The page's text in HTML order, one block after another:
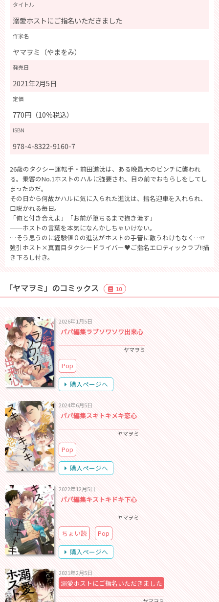
タイトル
溺愛ホストにご指名いただきました
作家名
ヤマヲミ（やまをみ）
発売日
2021年2月5日
定価
770円（10％税込）
ISBN
978-4-8322-9160-7
26歳のタクシー運転手・前田進汰は、ある晩最大のピンチに襲われ
る。乗客のNo.1ホストのハルに強要され、目の前でおもらしをしてし
まったのだ。
その日から何故かハルに気に入られた進汰は、指名迎車を入れられ、
口説かれる毎日。
「俺と付き合えよ」「お前が堕ちるまで抱き潰す」
──ホストの言葉を本気になんかしちゃいけない。
…そう思うのに経験値０の進汰がホストの手管に敵うわけもなく…!?
強引ホスト×真面目タクシードライバー♥ご指名エロティックラブ!!描
き下ろし付き。
「ヤマヲミ」のコミックス 10
2026年1月5日
パパ編集ラブソワソワ出来心
ヤマヲミ
Pop
購入ページへ
2024年6月5日
パパ編集スキトキメキ恋心
ヤマヲミ
Pop
購入ページへ
2022年12月5日
パパ編集キストキドキ下心
ヤマヲミ
ちょい読
Pop
購入ページへ
2021年2月5日
溺愛ホストにご指名いただきました